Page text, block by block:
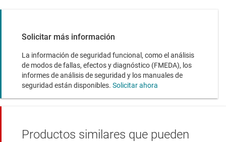
Solicitar más información
La información de seguridad funcional, como el análisis
de modos de fallas, efectos y diagnóstico (FMEDA), los
informes de análisis de seguridad y los manuales de
seguridad están disponibles. Solicitar ahora
Productos similares que pueden